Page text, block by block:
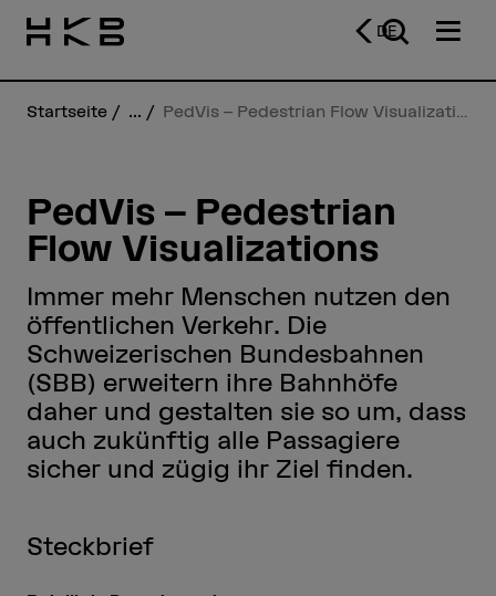
DE
Startseite ...
PedVis – Pedestrian
Flow Visualizations
Immer mehr Menschen nutzen den
öffentlichen Verkehr. Die
Schweizerischen Bundesbahnen
(SBB) erweitern ihre Bahnhöfe
daher und gestalten sie so um, dass
auch zukünftig alle Passagiere
sicher und zügig ihr Ziel finden.
Steckbrief